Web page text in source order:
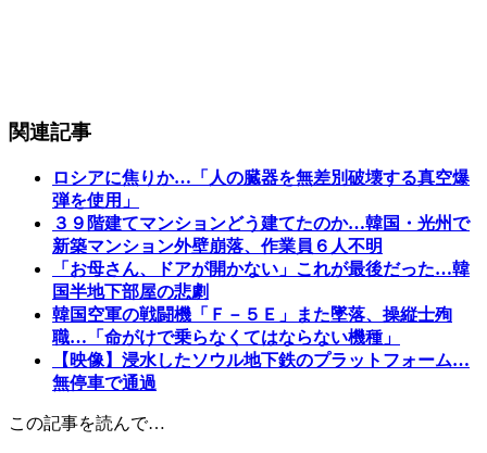
関連記事
ロシアに焦りか…「人の臓器を無差別破壊する真空爆
弾を使用」
３９階建てマンションどう建てたのか…韓国・光州で
新築マンション外壁崩落、作業員６人不明
「お母さん、ドアが開かない」これが最後だった…韓
国半地下部屋の悲劇
韓国空軍の戦闘機「Ｆ－５Ｅ」また墜落、操縦士殉
職…「命がけで乗らなくてはならない機種」
【映像】浸水したソウル地下鉄のプラットフォーム…
無停車で通過
この記事を読んで…